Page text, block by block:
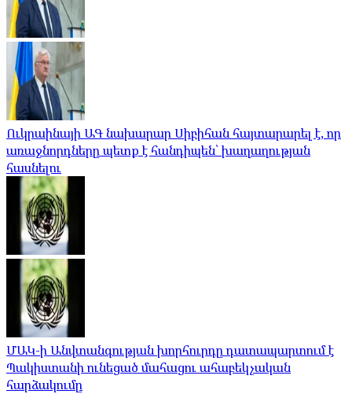
Ուկրաինայի ԱԳ նախարար Սիբիհան հայտարարել է, որ
առաջնորդները պետք է հանդիպեն՝ խաղաղության
հասնելու
ՄԱԿ-ի Անվտանգության խորհուրդը դատապարտում է
Պակիստանի ունեցած մահացու ահաբեկչական
հարձակումը